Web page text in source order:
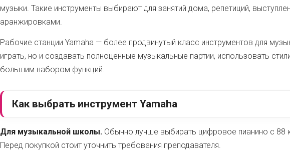
музыки. Такие инструменты выбирают для занятий дома, репетиций,
аранжировками.
Рабочие станции Yamaha — более продвинутый класс инструментов для
играть, но и создавать полноценные музыкальные партии, использовать
большим набором функций.
Как выбрать инструмент Yamaha
Для музыкальной школы. Обычно лучше выбирать цифровое пианино с 88
Перед покупкой стоит уточнить требования преподавателя.